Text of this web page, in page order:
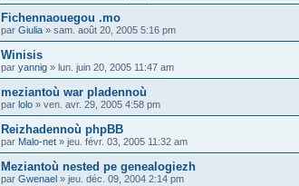
Fichennaouegou .mo
par Giulia » sam. août 20, 2005 5:16 pm
Winisis
par yannig » lun. juin 20, 2005 11:47 am
meziantoù war pladennoù
par lolo » ven. avr. 29, 2005 4:58 pm
Reizhadennoù phpBB
par Malo-net » jeu. févr. 03, 2005 11:32 am
Meziantoù nested pe genealogiezh
par Gwenael » jeu. déc. 09, 2004 2:14 pm